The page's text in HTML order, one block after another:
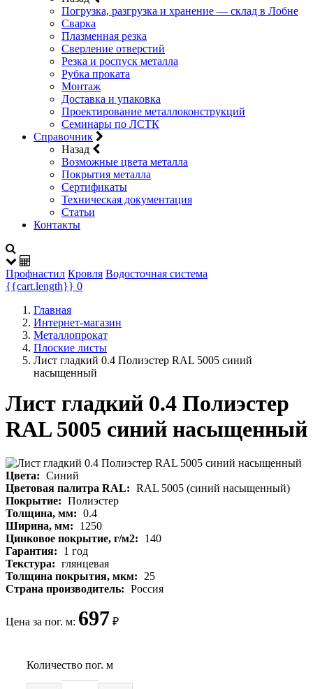
Погрузка, разгрузка и хранение — склад в Лобне
Сварка
Плазменная резка
Сверление отверстий
Резка и роспуск металла
Рубка проката
Монтаж
Доставка и упаковка
Проектирование металлоконструкций
Семинары по ЛСТК
Справочник
Назад
Возможные цвета металла
Покрытия металла
Сертификаты
Техническая документация
Статьи
Контакты
Профнастил Кровля Водосточная система
{{cart.length}} 0
Главная
Интернет-магазин
Металлопрокат
Плоские листы
Лист гладкий 0.4 Полиэстер RAL 5005 синий
насыщенный
Лист гладкий 0.4 Полиэстер
RAL 5005 синий насыщенный
Цвета: Синий
Цветовая палитра RAL: RAL 5005 (синий насыщенный)
Покрытие: Полиэстер
Толщина, мм: 0.4
Ширина, мм:
1250
Цинковое покрытие, г/м2:
140
Гарантия:
1 год
Текстура: глянцевая
Толщина покрытия, мкм: 25
Страна производитель: Россия
Цена за пог. м: 697 ₽
Количество пог. м